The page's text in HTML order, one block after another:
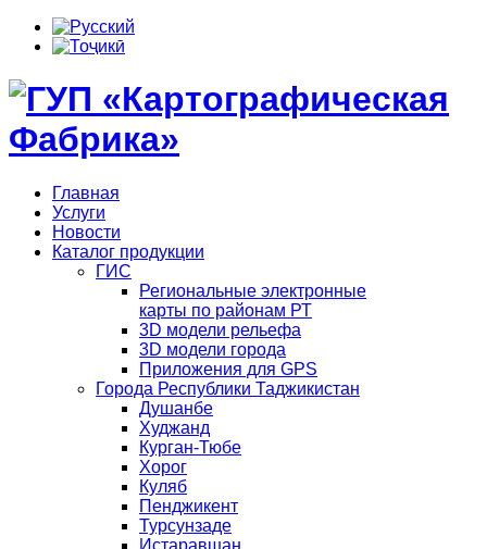
Главная
Услуги
Новости
Каталог продукции
ГИС
Региональные электронные
карты по районам РТ
3D модели рельефа
3D модели города
Приложения для GPS
Города Республики Таджикистан
Душанбе
Худжанд
Курган-Тюбе
Хорог
Куляб
Пенджикент
Турсунзаде
Истаравшан